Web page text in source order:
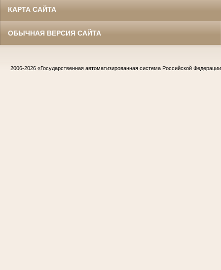
КАРТА САЙТА
ОБЫЧНАЯ ВЕРСИЯ САЙТА
2006-2026 «Государственная автоматизированная система Российской